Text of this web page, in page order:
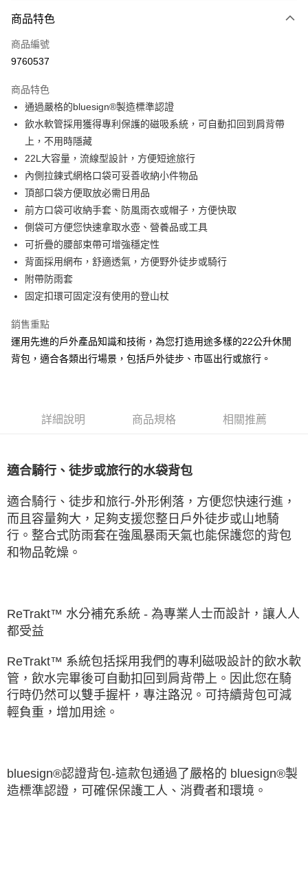
3 期 0 利率 每期
合作金庫商業銀行
上海商業儲蓄銀行
臺灣中小企業銀行
匯豐（台灣）商業銀行
華泰商業銀行
聯邦商業銀行
遠東國際商業銀行
元大商業銀行
玉山商業銀行
星展（台灣）商業銀行
台灣樂天信用卡公司
合作金庫商業銀行
上海商業儲蓄銀行
國泰世華商業銀行
兆豐國際商業銀行
匯豐（台灣）商業銀行
華泰商業銀行
聯邦商業銀行
元大商業銀行
永豐商業銀行
玉山商業銀行
星展（台灣）商業銀行
台新國際商業銀行
LINE Pay
Apple Pay
街口支付
悠遊付
全盈+PAY
運送方式
宅配
每筆NT$100，滿NT$1,000(含以上)免運費
商品特色
商品編號
9760537
商品特色
通過嚴格的bluesign®製造標準認證
飲水軟管採用獲得專利保護的磁吸系統，可自動扣回到肩背帶
上，不用時隱藏
22L大容量，流線型設計，方便短途旅行
內側拉鍊式網格口袋可妥善收納小件物品
頂部口袋方便取放必需日用品
前方口袋可收納手套、防風雨衣或帽子，方便快取
側袋可方便您快速拿取水壺、營養品或工具
可折疊的腰部束帶可增強穩定性
背面採用網布，舒適透氣，方便野外徒步或騎行
附帶防雨套
固定扣環可固定沒有使用的登山杖
銷售重點
運用先進的戶外產品知識和技術，為您打造用途多樣的22公升休閒
背包，適合各類出行場景，包括戶外徒步、市區出行或旅行。
詳細說明 商品規格 相關推薦
適合騎行、徒步或旅行的水袋背包
適合騎行、徒步和旅行-外形俐落，方便您快速行進，
而且容量夠大，足夠支援您整日戶外徒步或山地騎
行。整合式防雨套在強風暴雨天氣也能保護您的背包
和物品乾燥。
ReTrakt™ 水分補充系統 - 為專業人士而設計，讓人人
都受益
ReTrakt™ 系統包括採用我們的專利磁吸設計的飲水軟
管，飲水完畢後可自動扣回到肩背帶上。因此您在騎
行時仍然可以雙手握杆，專注路況。可持續背包可減
輕負重，增加用途 。
bluesign®認證背包-這款包通過了嚴格的 bluesign®製
造標準認證，可確保保護工人、消費者和環境。